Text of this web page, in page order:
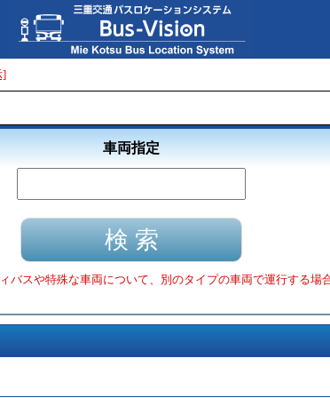
]
車両指定
バスや特殊な車両について、別のタイプの車両で運行する場